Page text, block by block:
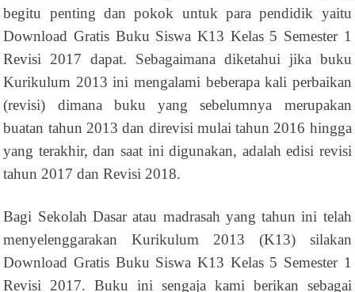
begitu penting dan pokok untuk para pendidik yaitu
Download Gratis Buku Siswa K13 Kelas 5 Semester 1
Revisi 2017 dapat. Sebagaimana diketahui jika buku
Kurikulum 2013 ini mengalami beberapa kali perbaikan
(revisi) dimana buku yang sebelumnya merupakan
buatan tahun 2013 dan direvisi mulai tahun 2016 hingga
yang terakhir, dan saat ini digunakan, adalah edisi revisi
tahun 2017 dan Revisi 2018.
Bagi Sekolah Dasar atau madrasah yang tahun ini telah
menyelenggarakan Kurikulum 2013 (K13) silakan
Download Gratis Buku Siswa K13 Kelas 5 Semester 1
Revisi 2017. Buku ini sengaja kami berikan sebagai